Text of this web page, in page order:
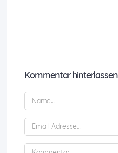
Kommentar hinterlassen